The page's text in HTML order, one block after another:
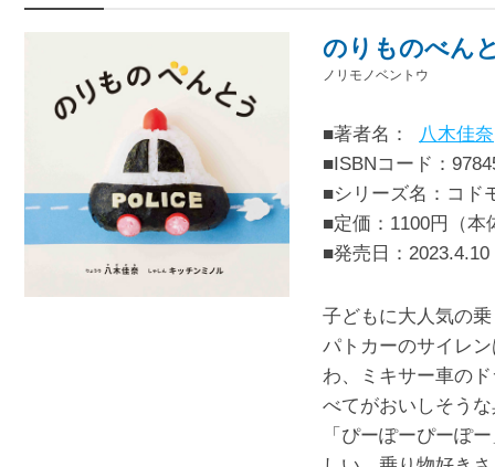
のりものべん
ノリモノベントウ
■著者名： 八木佳奈
■ISBNコード：
■シリーズ名：コド
■定価：1100円（本
■発売日： 2023.4.10
子どもに大人気の
パトカーのサイレ
わ、ミキサー車の
べてがおいしそう
「ぴーぽーぴーぽ